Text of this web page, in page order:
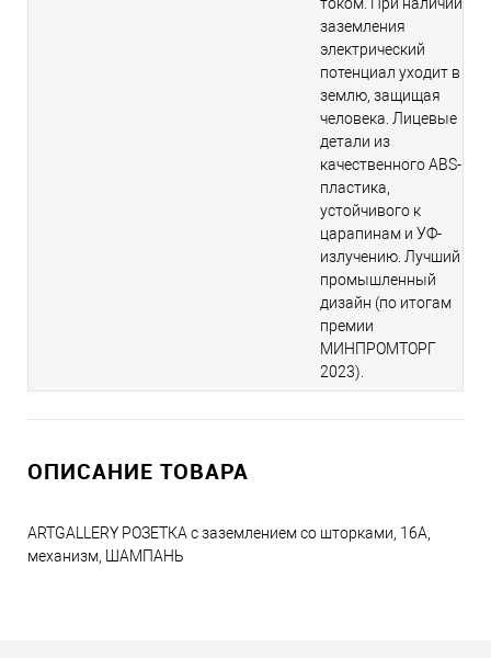
током. При наличии
заземления
электрический
потенциал уходит в
землю, защищая
человека. Лицевые
детали из
качественного ABS-
пластика,
устойчивого к
царапинам и УФ-
излучению. Лучший
промышленный
дизайн (по итогам
премии
МИНПРОМТОРГ
2023).
ОПИСАНИЕ ТОВАРА
ARTGALLERY РОЗЕТКА с заземлением со шторками, 16А,
механизм, ШАМПАНЬ